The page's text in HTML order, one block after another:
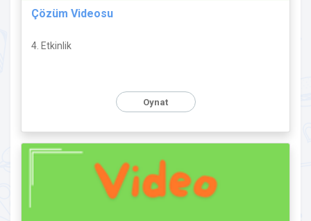
Çözüm Videosu
4. Etkinlik
Oynat